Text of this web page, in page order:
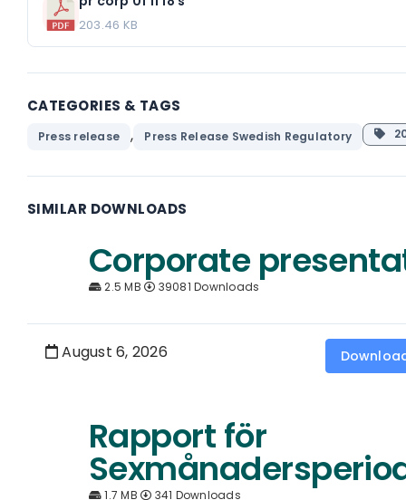
203.46 KB
CATEGORIES & TAGS
Press release , Press Release Swedish Regulatory
SIMILAR DOWNLOADS
Corporate
2.5 MB 39081 Downloads
August 6, 2026
Rapport för
1.7 MB 341 Downloads